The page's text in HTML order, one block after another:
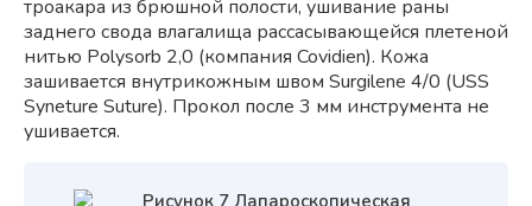
троакара из брюшной полости, ушивание раны
заднего свода влагалища рассасывающейся плетеной
нитью Polysorb 2,0 (компания Covidien). Кожа
зашивается внутрикожным швом Surgilene 4/0 (USS
Syneture Suture). Прокол после 3 мм инструмента не
ушивается.